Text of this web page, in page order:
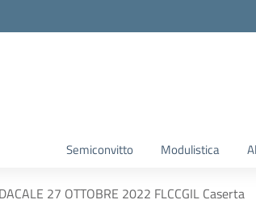
Semiconvitto Modulistica
27 OTTOBRE 2022 FLCCGIL Caserta